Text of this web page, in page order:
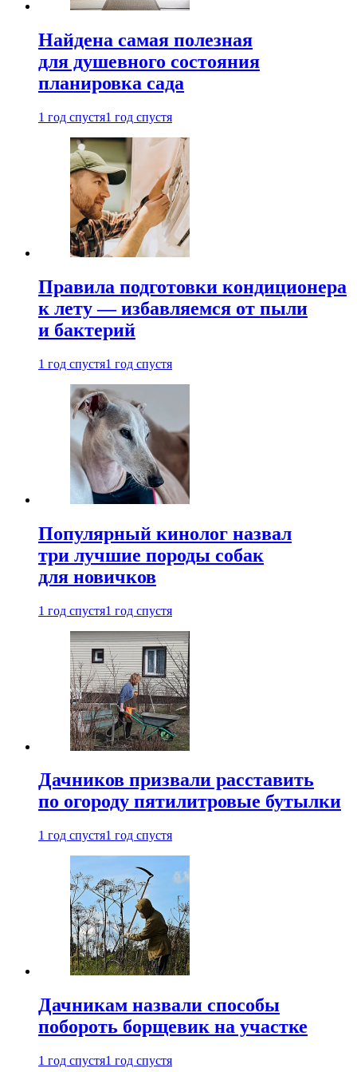
Найдена самая полезная
для душевного состояния
планировка сада
1 год спустя1 год спустя
Правила подготовки кондиционера
к лету — избавляемся от пыли
и бактерий
1 год спустя1 год спустя
Популярный кинолог назвал
три лучшие породы собак
для новичков
1 год спустя1 год спустя
Дачников призвали расставить
по огороду пятилитровые бутылки
1 год спустя1 год спустя
Дачникам назвали способы
побороть борщевик на участке
1 год спустя1 год спустя